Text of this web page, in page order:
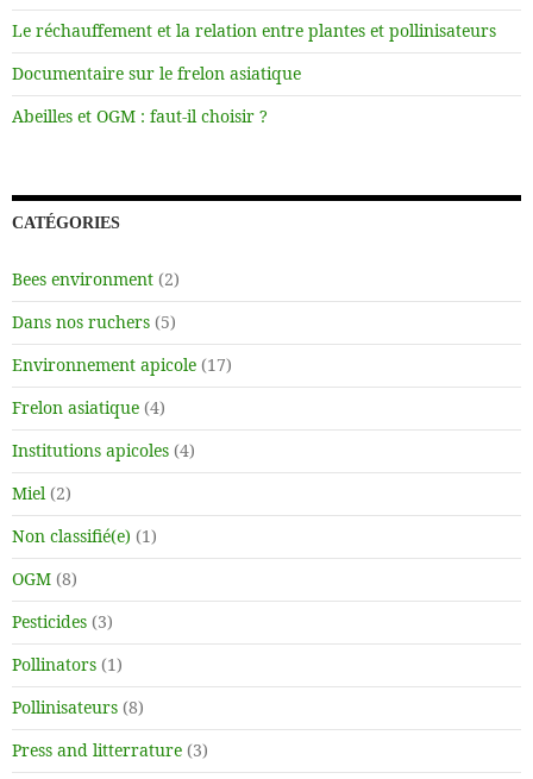
Le réchauffement et la relation entre plantes et pollinisateurs
Documentaire sur le frelon asiatique
Abeilles et OGM : faut-il choisir ?
CATÉGORIES
Bees environment (2)
Dans nos ruchers (5)
Environnement apicole (17)
Frelon asiatique (4)
Institutions apicoles (4)
Miel (2)
Non classifié(e) (1)
OGM (8)
Pesticides (3)
Pollinators (1)
Pollinisateurs (8)
Press and litterrature (3)